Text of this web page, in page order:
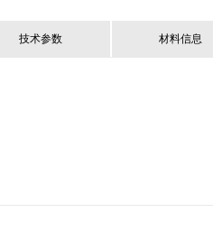
技术参数 材料信息